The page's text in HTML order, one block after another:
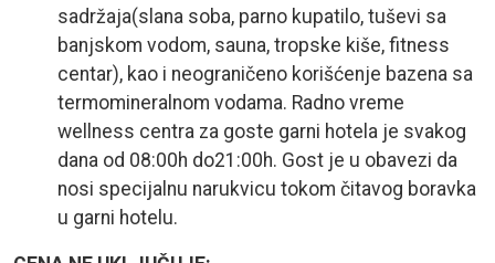
sadržaja(slana soba, parno kupatilo, tuševi sa
banjskom vodom, sauna, tropske kiše, fitness
centar), kao i neograničeno korišćenje bazena sa
termomineralnom vodama. Radno vreme
wellness centra za goste garni hotela je svakog
dana od 08:00h do21:00h. Gost je u obavezi da
nosi specijalnu narukvicu tokom čitavog boravka
u garni hotelu.